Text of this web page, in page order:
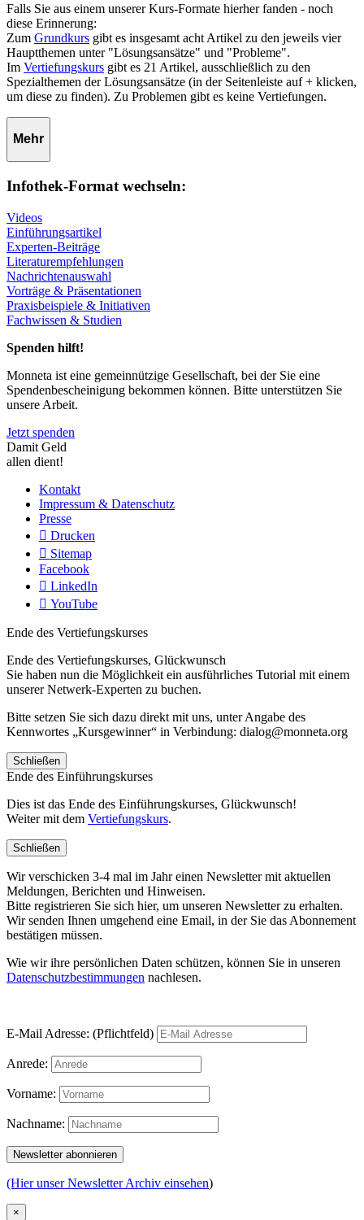
Falls Sie aus einem unserer Kurs-Formate hierher fanden - noch
diese Erinnerung:
Zum Grundkurs gibt es insgesamt acht Artikel zu den jeweils vier
Hauptthemen unter "Lösungsansätze" und "Probleme".
Im Vertiefungskurs gibt es 21 Artikel, ausschließlich zu den
Spezialthemen der Lösungsansätze (in der Seitenleiste auf + klicken,
um diese zu finden). Zu Problemen gibt es keine Vertiefungen.
Mehr
Infothek-Format wechseln:
Videos
Einführungsartikel
Experten-Beiträge
Literaturempfehlungen
Nachrichtenauswahl
Vorträge & Präsentationen
Praxisbeispiele & Initiativen
Fachwissen & Studien
Spenden hilft!
Monneta ist eine gemeinnützige Gesellschaft, bei der Sie eine
Spendenbescheinigung bekommen können. Bitte unterstützen Sie
unsere Arbeit.
Jetzt spenden
Damit Geld
allen dient!
Kontakt
Impressum & Datenschutz
Presse
Drucken
Sitemap
Facebook
LinkedIn
YouTube
Ende des Vertiefungskurses
Ende des Vertiefungskurses, Glückwunsch
Sie haben nun die Möglichkeit ein ausführliches Tutorial mit einem
unserer Netwerk-Experten zu buchen.
Bitte setzen Sie sich dazu direkt mit uns, unter Angabe des
Kennwortes „Kursgewinner“ in Verbindung: dialog@monneta.org
Schließen
Ende des Einführungskurses
Dies ist das Ende des Einführungskurses, Glückwunsch!
Weiter mit dem Vertiefungskurs.
Schließen
Wir verschicken 3-4 mal im Jahr einen Newsletter mit aktuellen
Meldungen, Berichten und Hinweisen.
Bitte registrieren Sie sich hier, um unseren Newsletter zu erhalten.
Wir senden Ihnen umgehend eine Email, in der Sie das Abonnement
bestätigen müssen.
Wie wir ihre persönlichen Daten schützen, können Sie in unseren
Datenschutzbestimmungen nachlesen.
E-Mail Adresse: (Pflichtfeld)
Anrede:
Vorname:
Nachname:
(Hier unser Newsletter Archiv einsehen)
×